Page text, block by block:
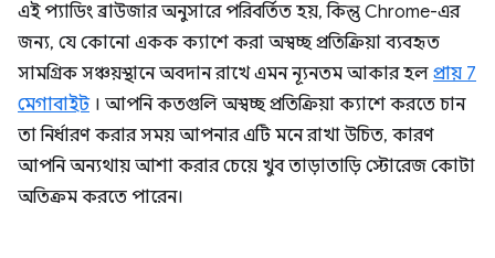
এই প্যাডিং ব্রাউজার অনুসারে পরিবর্তিত হয়, কিন্তু Chrome-এর
জন্য, যে কোনো একক ক্যাশে করা অস্বচ্ছ প্রতিক্রিয়া ব্যবহৃত
সামগ্রিক সঞ্চয়স্থানে অবদান রাখে এমন ন্যূনতম আকার হল প্রায় 7
মেগাবাইট। আপনি কতগুলি অস্বচ্ছ প্রতিক্রিয়া ক্যাশে করতে চান
তা নির্ধারণ করার সময় আপনার এটি মনে রাখা উচিত, কারণ
আপনি অন্যথায় আশা করার চেয়ে খুব তাড়াতাড়ি স্টোরেজ কোটা
অতিক্রম করতে পারেন।